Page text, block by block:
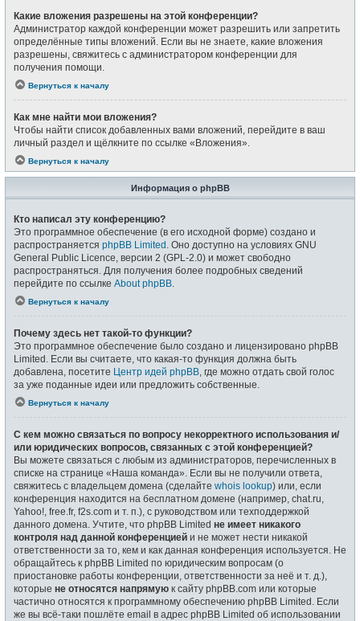
Какие вложения разрешены на этой конференции?
Администратор каждой конференции может разрешить или запретить
определённые типы вложений. Если вы не знаете, какие вложения
разрешены, свяжитесь с администратором конференции для
получения помощи.
Вернуться к началу
Как мне найти мои вложения?
Чтобы найти список добавленных вами вложений, перейдите в ваш
личный раздел и щёлкните по ссылке «Вложения».
Вернуться к началу
Информация о phpBB
Кто написал эту конференцию?
Это программное обеспечение (в его исходной форме) создано и
распространяется phpBB Limited . Оно доступно на условиях GNU
General Public Licence, версии 2 (GPL-2.0) и может свободно
распространяться. Для получения более подробных сведений
перейдите по ссылке About phpBB
Вернуться к началу
Почему здесь нет такой-то функции?
Это программное обеспечение было создано и лицензировано phpBB
Limited. Если вы считаете, что какая-то функция должна быть
добавлена, посетите Центр идей phpBB , где можно отдать свой голос
за уже поданные идеи или предложить собственные.
Вернуться к началу
С кем можно связаться по вопросу некорректного использования и/
или юридических вопросов, связанных с этой конференцией?
Вы можете связаться с любым из администраторов, перечисленных в
списке на странице «Наша команда». Если вы не получили ответа,
свяжитесь с владельцем домена (сделайте whois lookup) или, если
конференция находится на бесплатном домене (например, chat.ru,
Yahoo!, free.fr, f2s.com и т. п.), с руководством или техподдержкой
данного домена. Учтите, что phpBB Limited не имеет никакого
контроля над данной конференцией и не может нести никакой
ответственности за то, кем и как данная конференция используется. Не
обращайтесь к phpBB Limited по юридическим вопросам (о
приостановке работы конференции, ответственности за неё и т. д.),
которые не относятся напрямую к сайту phpBB.com или которые
частично относятся к программному обеспечению phpBB Limited. Если
же вы всё-таки пошлёте email в адрес phpBB Limited об использовании